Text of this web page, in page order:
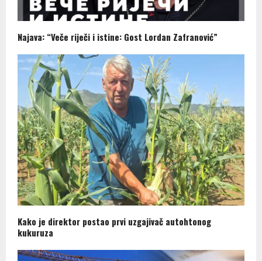
Najava: “Veče riječi i istine: Gost Lordan Zafranović”
Kako je direktor postao prvi uzgajivač autohtonog
kukuruza